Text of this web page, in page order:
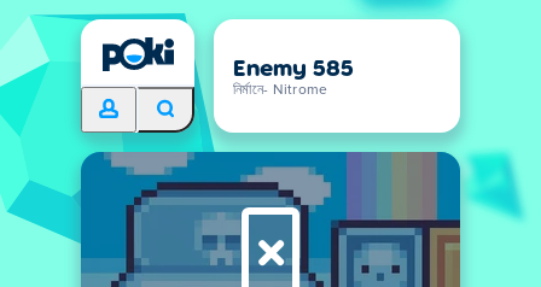
Enemy 585
নির্মানে- Nitrome